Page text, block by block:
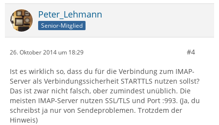
Peter_Lehmann
Senior-Mitglied
26. Oktober 2014 um 18:29 #4
Ist es wirklich so, dass du für die Verbindung zum IMAP-
Server als Verbindungssicherheit STARTTLS nutzen sollst?
Das ist zwar nicht falsch, ober zumindest unüblich. Die
meisten IMAP-Server nutzen SSL/TLS und Port :993. (Ja, du
schreibst ja nur von Sendeproblemen. Trotzdem der
Hinweis)